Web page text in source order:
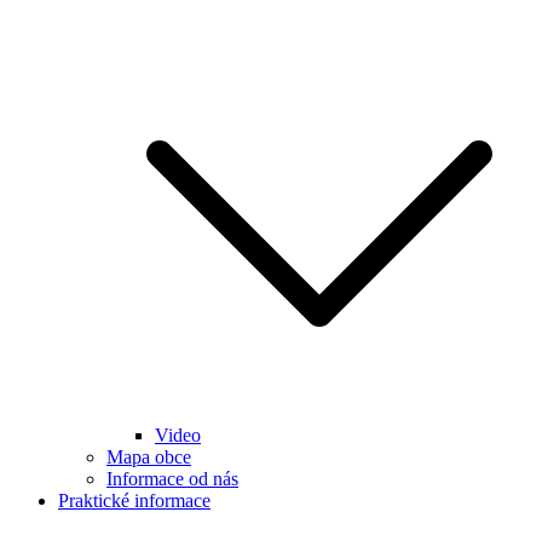
Video
Mapa obce
Informace od nás
Praktické informace